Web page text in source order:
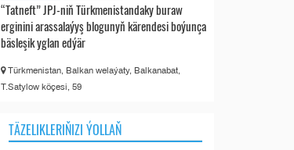
“Tatneft” JPJ-niň Türkmenistandaky buraw
erginini arassalaýyş blogunyň kärendesi boýunça
bäsleşik yglan edýär
Türkmenistan, Balkan welaýaty, Balkanabat,
T.Satylow köçesi, 59
TÄZELIKLERIŇIZI ÝOLLAŇ